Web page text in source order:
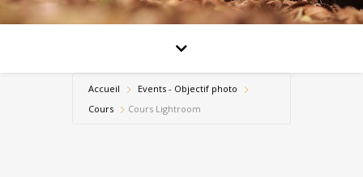
Accueil
Events - Objectif photo
Cours
Cours Lightroom